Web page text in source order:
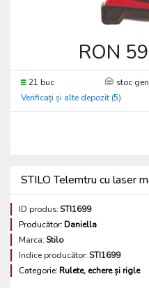
RON
21 buc stoc
Verificați și alte depozit (5)
STILO Telemtru cu laser
ID produs:STI1699
Producător:Daniella
Marca:Stilo
Indice producător:STI1699
Categorie:Rulete, echere și rigle